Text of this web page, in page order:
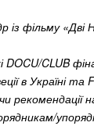
фільму «Дві
CLUB
в Україні та